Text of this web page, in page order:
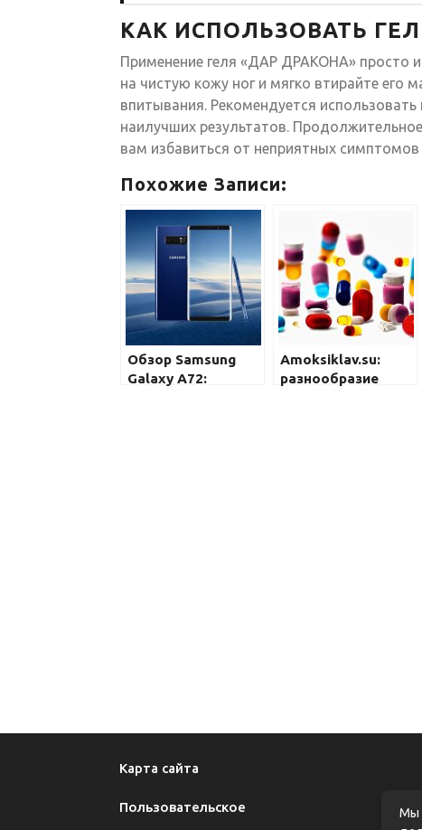
КАК ИСПОЛЬЗОВАТЬ
Применение геля «ДАР ДРАКОНА» просто
на чистую кожу ног и мягко втирайте
впитывания. Рекомендуется
наилучших результатов.
вам избавиться от неприятных
Похожие Записи:
Обзор Samsung
Galaxy A72:
Amoksiklav.su:
разнообразие
Карта сайта
Пользовательское
Мы